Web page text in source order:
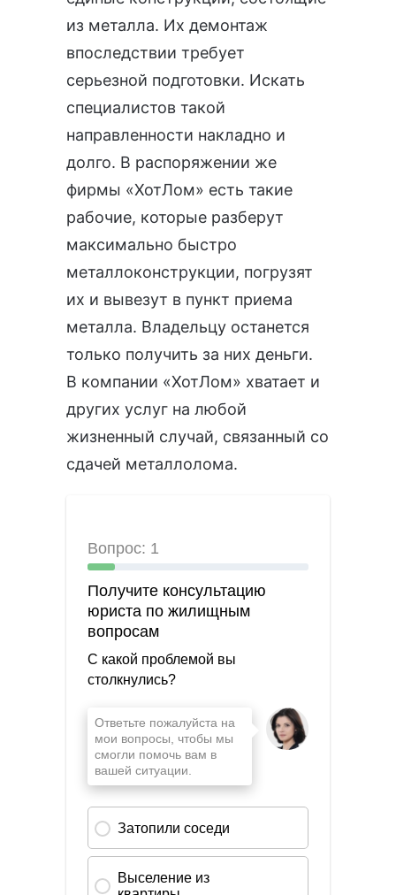
из металла. Их демонтаж
впоследствии требует
серьезной подготовки. Искать
специалистов такой
направленности накладно и
долго. В распоряжении же
фирмы «ХотЛом» есть такие
рабочие, которые разберут
максимально быстро
металлоконструкции, погрузят
их и вывезут в пункт приема
металла. Владельцу останется
только получить за них деньги.
В компании «ХотЛом» хватает и
других услуг на любой
жизненный случай, связанный со
сдачей металлолома.